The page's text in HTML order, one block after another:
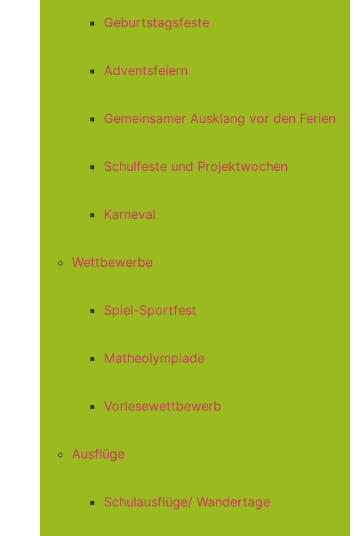
Geburtstagsfeste
Adventsfeiern
Gemeinsamer Ausklang vor den Ferien
Schulfeste und Projektwochen
Karneval
Wettbewerbe
Spiel-Sportfest
Matheolympiade
Vorlesewettbewerb
Ausflüge
Schulausflüge/ Wandertage